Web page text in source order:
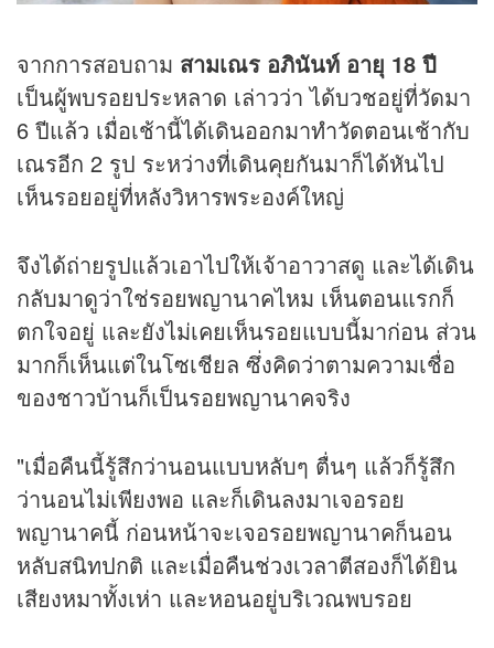
จากการสอบถาม สามเณร อภินันท์ อายุ 18 ปี
เป็นผู้พบรอยประหลาด เล่าวว่า ได้บวชอยู่ที่วัดมา
6 ปีแล้ว เมื่อเช้านี้ได้เดินออกมาทำวัดตอนเช้ากับ
เณรอีก 2 รูป ระหว่างที่เดินคุยกันมาก็ได้หันไป
เห็นรอยอยู่ที่หลังวิหารพระองค์ใหญ่
จึงได้ถ่ายรูปแล้วเอาไปให้เจ้าอาวาสดู และได้เดิน
กลับมาดูว่าใช่รอยพญานาคไหม เห็นตอนแรกก็
ตกใจอยู่ และยังไม่เคยเห็นรอยแบบนี้มาก่อน ส่วน
มากก็เห็นแต่ในโซเชียล ซึ่งคิดว่าตามความเชื่อ
ของชาวบ้านก็เป็นรอยพญานาคจริง
"เมื่อคืนนี้รู้สึกว่านอนแบบหลับๆ ตื่นๆ แล้วก็รู้สึก
ว่านอนไม่เพียงพอ และก็เดินลงมาเจอรอย
พญานาคนี้ ก่อนหน้าจะเจอรอยพญานาคก็นอน
หลับสนิทปกติ และเมื่อคืนช่วงเวลาตีสองก็ได้ยิน
เสียงหมาทั้งเห่า และหอนอยู่บริเวณพบรอย